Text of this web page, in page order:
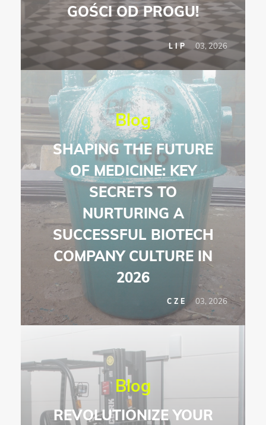
GOŚCI OD PROGU!
LIP 03, 2026
Blog
SHAPING THE FUTURE
OF MEDICINE: KEY
SECRETS TO
NURTURING A
SUCCESSFUL BIOTECH
COMPANY CULTURE IN
2026
CZE 03, 2026
Blog
REVOLUTIONIZE YOUR